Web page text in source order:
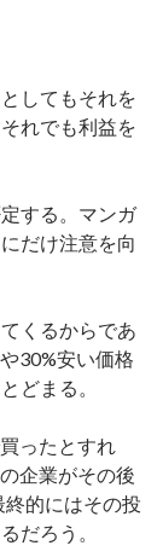
してもそれを
れでも利益を
する。マンガ
だけ注意を向
くるからであ
30%安い価格
どまる。
ったとすれ
企業がその後
的にはその投
だろう。